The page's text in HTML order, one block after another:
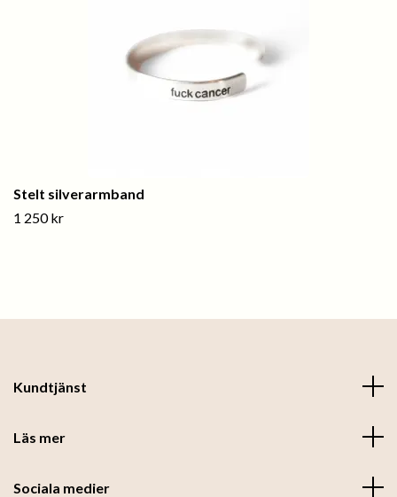
Stelt silverarmband
1 250 kr
Kundtjänst
Läs mer
Sociala medier